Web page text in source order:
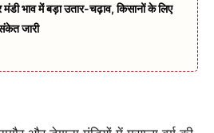
भाव में बड़ा उतार-चढ़ाव, किसानों के लिए
जारी